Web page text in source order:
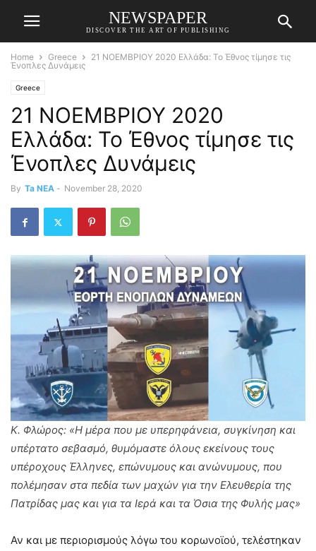
NEWSPAPER
DISCOVER THE ART OF PUBLISHING
Home Greece
21 ΝΟΕΜΒΡΙΟΥ 2020 Ελλάδα: Το Έθνος τίμησε τις
Ένοπλες Δυνάμεις
Greece
21 ΝΟΕΜΒΡΙΟΥ 2020
Ελλάδα: Το Έθνος τίμησε τις
Ένοπλες Δυνάμεις
By Ta NEA - November 28, 2020
Κ. Φλώρος: «Η μέρα που με υπερηφάνεια, συγκίνηση και
υπέρτατο σεβασμό, θυμόμαστε όλους εκείνους τους
υπέροχους Έλληνες, επώνυμους και ανώνυμους, που
πολέμησαν στα πεδία των μαχών για την Ελευθερία της
Πατρίδας μας και για τα Ιερά και τα Όσια της Φυλής μας»
Αν και με περιορισμούς λόγω του κορωνοϊού, τελέστηκαν